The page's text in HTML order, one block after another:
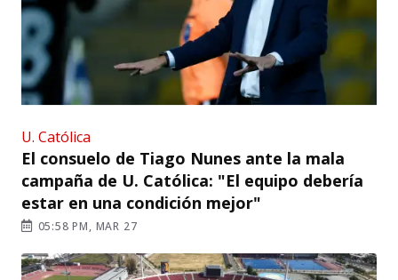
U. Católica
El consuelo de Tiago Nunes ante la mala
campaña de U. Católica: "El equipo debería
estar en una condición mejor"
05:58 PM, MAR 27